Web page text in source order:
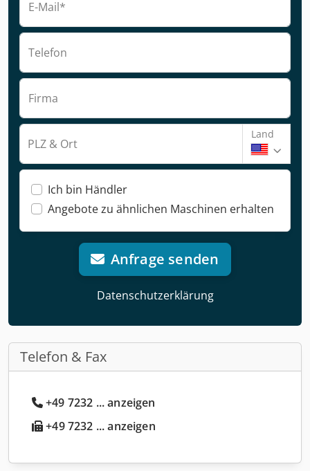
E-Mail*
Telefon
Firma
PLZ & Ort
Land
Ich bin Händler
Angebote zu ähnlichen Maschinen erhalten
Anfrage senden
Datenschutzerklärung
Telefon & Fax
+49 7232 ... anzeigen
+49 7232 ... anzeigen